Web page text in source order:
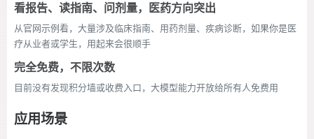
看报告、读指南、问剂量，医药方向突出
从官网示例看，大量涉及临床指南、用药剂量、疾病诊断，如果你是医
疗从业者或学生，用起来会很顺手
完全免费，不限次数
目前没有发现积分墙或收费入口，大模型能力开放给所有人免费用
应用场景